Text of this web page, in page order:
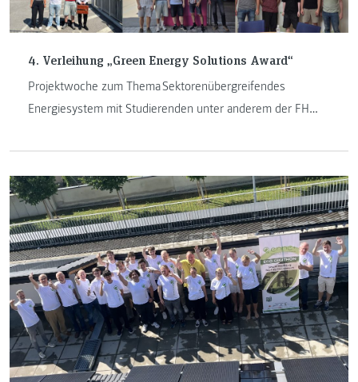
4. Verleihung „Green Energy Solutions Award“
Projektwoche zum Thema Sektorenübergreifendes
Energiesystem mit Studierenden unter anderem der FH